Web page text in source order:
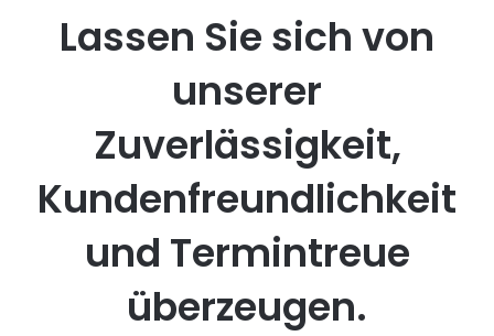
Lassen Sie sich von
unserer
Zuverlässigkeit,
Kundenfreundlichkeit
und Termintreue
überzeugen.